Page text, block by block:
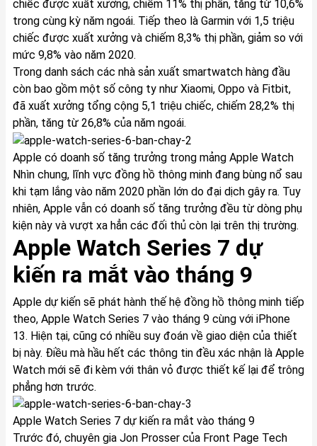
chiếc được xuất xưởng, chiếm 11% thị phần, tăng từ 10,6%
trong cùng kỳ năm ngoái. Tiếp theo là Garmin với 1,5 triệu
chiếc được xuất xưởng và chiếm 8,3% thị phần, giảm so với
mức 9,8% vào năm 2020.
Trong danh sách các nhà sản xuất smartwatch hàng đầu
còn bao gồm một số công ty như Xiaomi, Oppo và Fitbit,
đã xuất xưởng tổng cộng 5,1 triệu chiếc, chiếm 28,2% thị
phần, tăng từ 26,8% của năm ngoái.
Apple có doanh số tăng trưởng trong mảng Apple Watch
Nhìn chung, lĩnh vực đồng hồ thông minh đang bùng nổ sau
khi tạm lắng vào năm 2020 phần lớn do đại dịch gây ra. Tuy
nhiên, Apple vẫn có doanh số tăng trưởng đều từ dòng phụ
kiện này và vượt xa hẳn các đối thủ còn lại trên thị trường.
Apple Watch Series 7 dự
kiến ra mắt vào tháng 9
Apple dự kiến ​​sẽ phát hành thế hệ đồng hồ thông minh tiếp
theo, Apple Watch Series 7 vào tháng 9 cùng với iPhone
13. Hiện tại, cũng có nhiều suy đoán về giao diện của thiết
bị này. Điều mà hầu hết các thông tin đều xác nhận là Apple
Watch mới sẽ đi kèm với thân vỏ được thiết kế lại để trông
phẳng hơn trước.
Apple Watch Series 7 dự kiến ra mắt vào tháng 9
Trước đó, chuyên gia Jon Prosser của Front Page Tech